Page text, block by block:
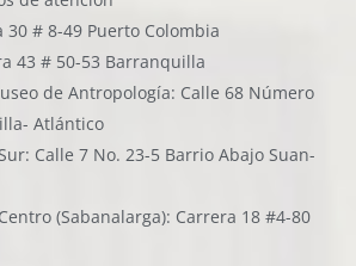
30 # 8-49 Puerto Colombia
43 # 50-53 Barranquilla
de Antropología: Calle 68 Número
Atlántico
Calle 7 No. 23-5 Barrio Abajo Suan-
(Sabanalarga): Carrera 18 #4-80